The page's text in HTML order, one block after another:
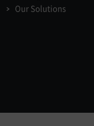
Our Solutions